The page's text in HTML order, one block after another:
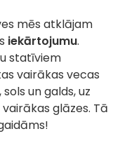
mēs atklājam
iekārtojumu.
statīviem
vairākas vecas
un galds, uz
glāzes. Tā